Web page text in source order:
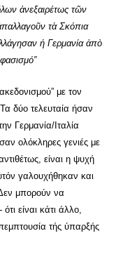
ἀνεξαιρέτως τῶν
τὰ Σκόπια
ἡ Γερμανία ἀπὸ
με τον
δύο τελευταία ήσαν
Γερμανία/Ιταλία
ολόκληρες γενιές με
είναι η ψυχή
γαλουχήθηκαν και
μπορούν να
είναι κάτι άλλο,
τής ύπαρξής